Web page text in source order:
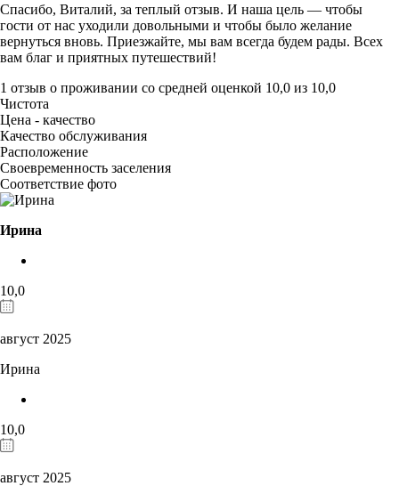
Спасибо, Виталий, за теплый отзыв. И наша цель — чтобы
гости от нас уходили довольными и чтобы было желание
вернуться вновь. Приезжайте, мы вам всегда будем рады. Всех
вам благ и приятных путешествий!
1 отзыв о проживании со средней оценкой 10,0 из 10,0
Чистота
Цена - качество
Качество обслуживания
Расположение
Своевременность заселения
Соответствие фото
Ирина
10,0
август 2025
Ирина
10,0
август 2025